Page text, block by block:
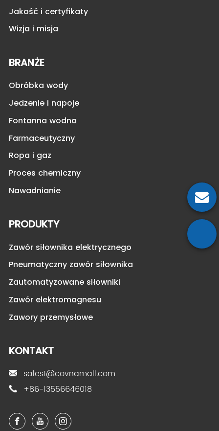
Jakość i certyfikaty
Wizja i misja
BRANŻE
Obróbka wody
Jedzenie i napoje
Fontanna wodna
Farmaceutyczny
Ropa i gaz
Proces chemiczny
Nawadnianie
PRODUKTY
Zawór siłownika elektrycznego
Pneumatyczny zawór siłownika
Zautomatyzowane siłowniki
Zawór elektromagnesu
Zawory przemysłowe
KONTAKT
sales1@covnamall.com
+86-13556646018